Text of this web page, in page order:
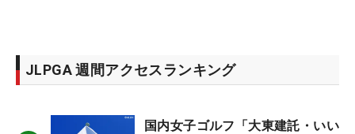
JLPGA 週間アクセスランキング
国内女子ゴルフ「大東建託・いい